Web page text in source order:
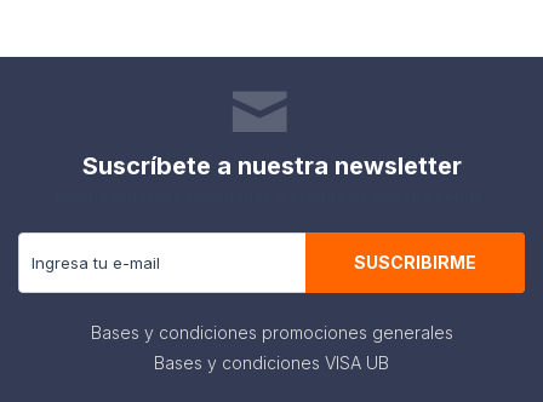
Suscríbete a nuestra newsletter
SUSCRIBIRME
Bases y condiciones promociones generales
Bases y condiciones VISA UB